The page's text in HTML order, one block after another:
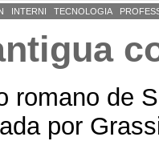
INTERNI TECNOLOGIA
romano de
por